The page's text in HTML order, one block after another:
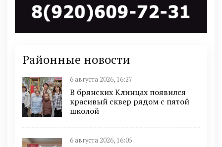
Районные новости
6 августа 2026, 16:27
В брянских Клинцах появился
красивый сквер рядом с пятой
школой
6 августа 2026, 16:05